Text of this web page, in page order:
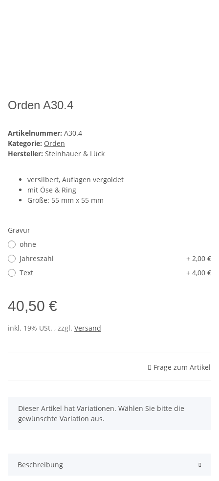
Orden A30.4
Artikelnummer: A30.4
Kategorie: Orden
Hersteller: Steinhauer & Lück
versilbert, Auflagen vergoldet
mit Öse & Ring
Größe: 55 mm x 55 mm
Gravur
ohne
Jahreszahl
+ 2,00 €
Text
+ 4,00 €
40,50 €
inkl. 19% USt. , zzgl. Versand
Frage zum Artikel
x
Dieser Artikel hat Variationen. Wählen Sie bitte die
gewünschte Variation aus.
Beschreibung